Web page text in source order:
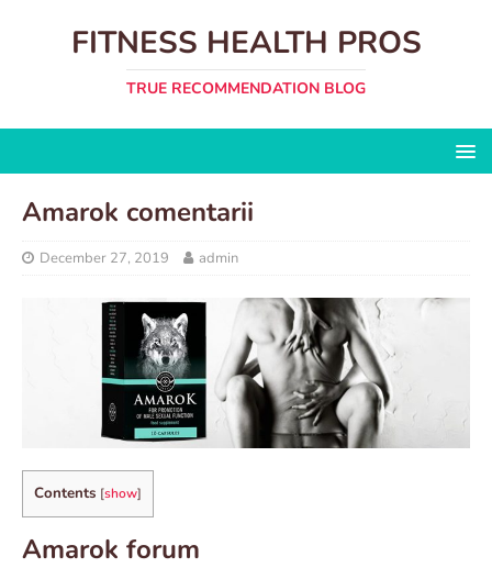
FITNESS HEALTH PROS
TRUE RECOMMENDATION BLOG
Amarok comentarii
December 27, 2019 admin
Contents [show]
Amarok forum